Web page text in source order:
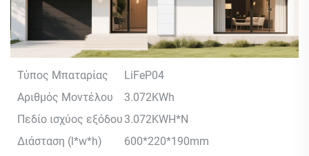
Τύπος Μπαταρίας
LiFeP04
Αριθμός Μοντέλου
3.072KWh
Πεδίο ισχύος εξόδου 3.072KWH*N
Διάσταση (l*w*h)
600*220*190mm